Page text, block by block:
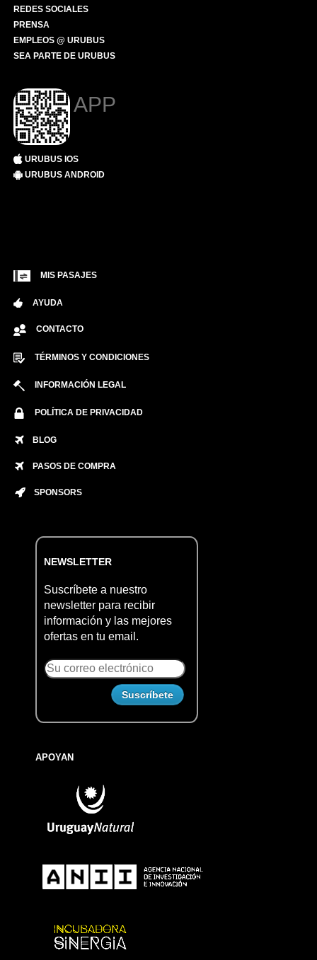
REDES SOCIALES
PRENSA
EMPLEOS @ URUBUS
SEA PARTE DE URUBUS
APP
URUBUS IOS
URUBUS ANDROID
MIS PASAJES
AYUDA
CONTACTO
TÉRMINOS Y CONDICIONES
INFORMACIÓN LEGAL
POLÍTICA DE PRIVACIDAD
BLOG
PASOS DE COMPRA
SPONSORS
NEWSLETTER
Suscríbete a nuestro
newsletter para recibir
información y las mejores
ofertas en tu email.
APOYAN